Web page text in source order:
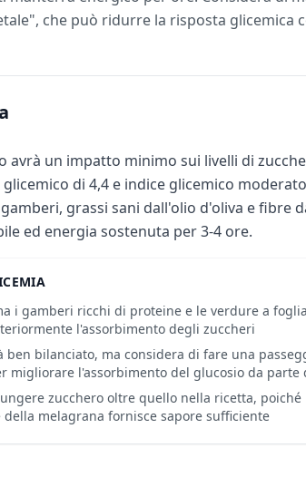
che può ridurre la risposta glicemica
avrà un impatto minimo sui livelli di
di 4,4 e indice glicemico
grassi sani dall'olio d'oliva e fibre
ed energia sostenuta per 3-4 ore.
i gamberi ricchi di proteine e le verdure a
l'assorbimento degli zuccheri
ben bilanciato, ma considera di fare una
migliorare l'assorbimento del glucosio da parte
zucchero oltre quello nella ricetta,
della melagrana fornisce sapore sufficiente